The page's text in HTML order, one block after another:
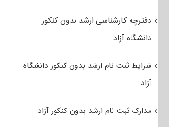
دفترچه کارشناسی ارشد بدون کنکور
دانشگاه آزاد
شرایط ثبت نام ارشد بدون کنکور دانشگاه
آزاد
مدارک ثبت نام ارشد بدون کنکور آزاد